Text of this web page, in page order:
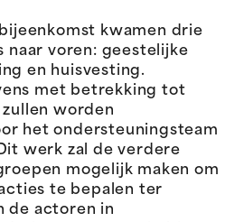
kwamen drie
naar voren: geestelijke
en huisvesting.
met betrekking tot
zullen worden
het ondersteuningsteam
werk zal de verdere
mogelijk maken om
te bepalen ter
de actoren in